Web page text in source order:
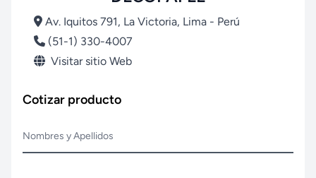
Av. Iquitos 791, La Victoria, Lima - Perú
(51-1) 330-4007
Visitar sitio Web
Cotizar producto
Nombres y Apellidos